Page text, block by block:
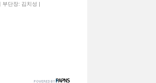
부단장: 김치성 |